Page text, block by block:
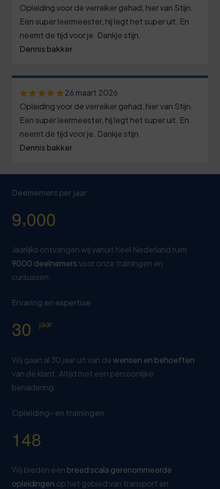
Opleiding voor de verreiker gehad, hier van Stijn.
Een super leermeester, hij legt het super uit. En
neemt de tijd voor je. Dankje stijn.
Dennis bakker
26 maart 2026
Opleiding voor de verreiker gehad, hier van Stijn.
Een super leermeester, hij legt het super uit. En
neemt de tijd voor je. Dankje stijn.
Dennis bakker
Deelnemers per jaar
9,000
Jaarlijks ontvangen wij vanuit heel Nederland ruim
9000 deelnemersvoor onze trainingen en
cursussen.
Ervaring en expertise
30 jaar
Wij gaan al 30 jaar uit van dewensen en behoeften
van de klant. Altijd met een persoonlijke
benadering.
Opleiding- en trainingen
148
Wij bieden een breed scala gerenommeerde
opleidingen op het gebied van transport en